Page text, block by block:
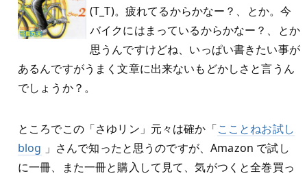
(T_T)。疲れてるからかなー？、とか。今
バイクにはまっているからかなー？、とか
思うんですけどね、いっぱい書きたい事が
あるんですがうまく文章に出来ないもどかしさと言うん
でしょうか？。
ところでこの「さゆリン」元々は確か「こことねお試し
blog 」さんで知ったと思うのですが、Amazon で試し
に一冊、また一冊と購入して見て、気がつくと全巻買っ